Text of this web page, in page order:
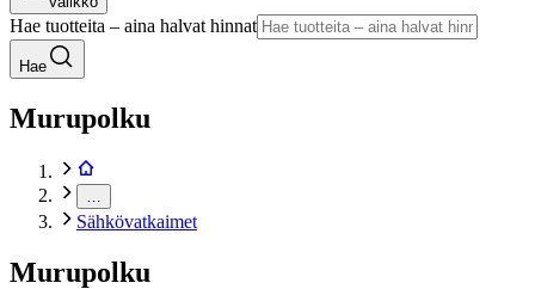
Hae tuotteita – aina halvat hinnat
Hae
Murupolku
Sähkövatkaimet
Murupolku